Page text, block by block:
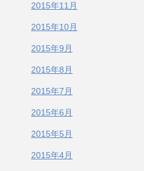
2015年11月
2015年10月
2015年9月
2015年8月
2015年7月
2015年6月
2015年5月
2015年4月